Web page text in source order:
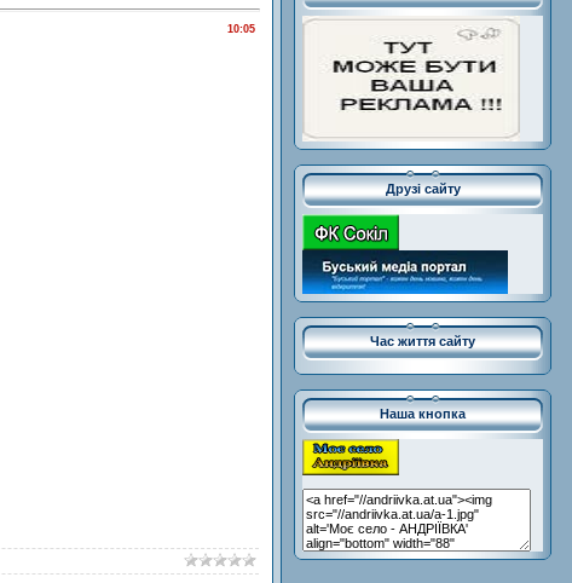
10:05
Друзі сайту
Час життя сайту
Наша кнопка